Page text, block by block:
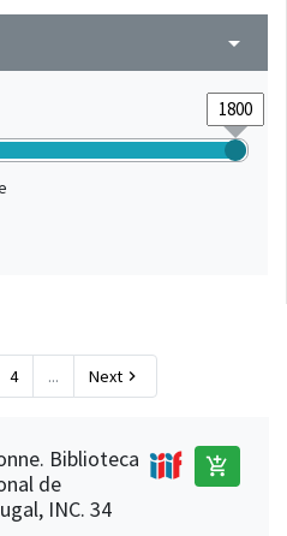
arrow_drop_down
4 ... Next chevron_right
Biblioteca
de
INC. 34
add_shopping_cart